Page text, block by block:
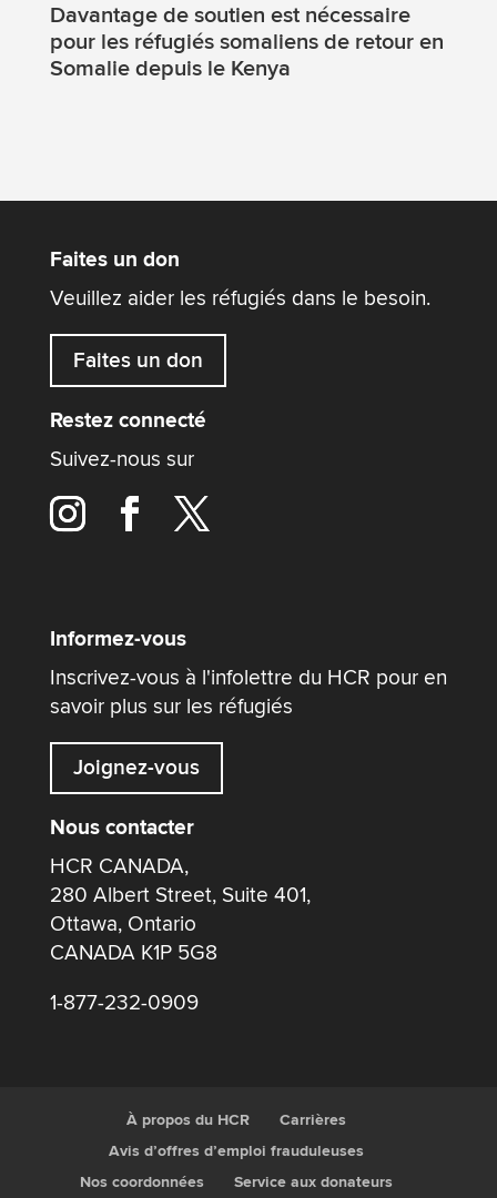
Davantage de soutien est nécessaire
pour les réfugiés somaliens de retour en
Somalie depuis le Kenya
Faites un don
Veuillez aider les réfugiés dans le besoin.
Faites un don
Restez connecté
Suivez-nous sur
Informez-vous
Inscrivez-vous à l'infolettre du HCR pour en
savoir plus sur les réfugiés
Joignez-vous
Nous contacter
HCR CANADA,
280 Albert Street, Suite 401,
Ottawa, Ontario
CANADA K1P 5G8
1-877-232-0909
À propos du HCR
Carrières
Avis d’offres d’emploi frauduleuses
Nos coordonnées
Service aux donateurs